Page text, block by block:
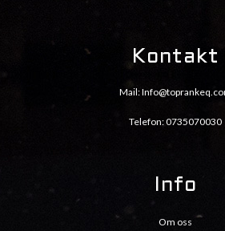
Kontakt
Mail:
Telefon: 0735070030
Info
Om oss